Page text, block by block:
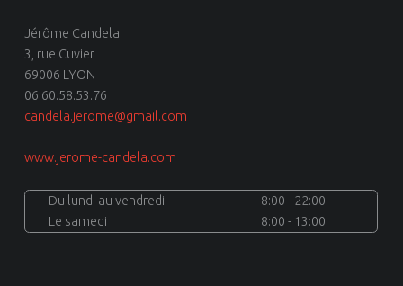
Jérôme Candela
3, rue Cuvier
69006 LYON
06.60.58.53.76
candela.jerome@gmail.com
www.jerome-candela.com
Du lundi au vendredi
8:00 - 22:00
Le samedi
8:00 - 13:00